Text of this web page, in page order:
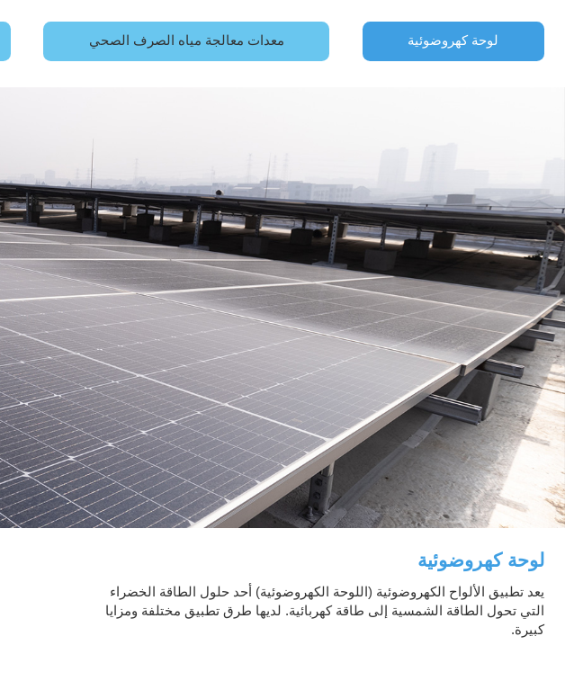
لوحة كهروضوئية معدات معالجة مياه الصرف الصحي
لوحة كهروضوئية
يعد تطبيق الألواح الكهروضوئية (اللوحة الكهروضوئية) أحد حلول الطاقة الخضراء
التي تحول الطاقة الشمسية إلى طاقة كهربائية. لديها طرق تطبيق مختلفة ومزايا
كبيرة.